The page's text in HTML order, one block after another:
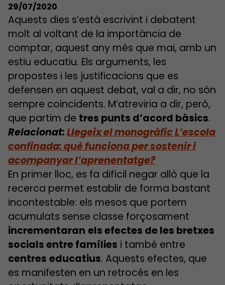
29/07/2020
Aquests dies s’està escrivint i debatent
molt al voltant de la importància de
comptar, aquest any més que mai, amb un
estiu educatiu. Els arguments, les
propostes i les justificacions que es
defensen en aquest debat, val a dir, no són
sempre coincidents. M’atreviria a dir, però,
que partim de tres punts d’acord bàsics.
Relacionat:Llegeix el monogràfic L’escola
confinada: què funciona per sostenir i
acompanyar l’aprenentatge?
En primer lloc, es fa difícil negar allò que la
recerca permet establir de forma bastant
incontestable: els mesos que portem
acumulats sense classe forçosament
incrementaran els efectes de les bretxes
socials entre famílies i també entre
centres educatius. Aquests efectes, que
es manifesten en un retrocés en les